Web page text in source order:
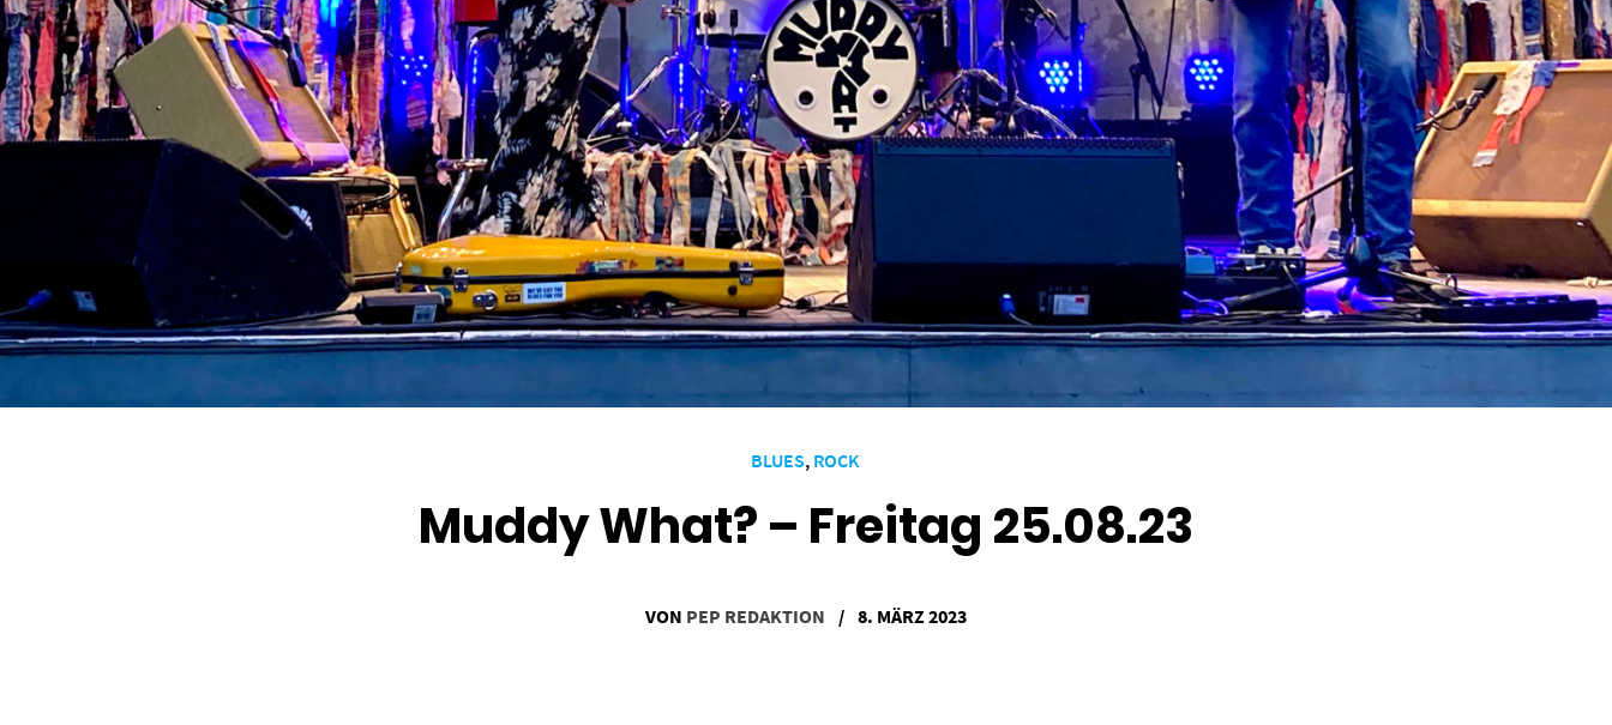
BLUES, ROCK
Muddy What? – Freitag 25.08.23
VON PEP REDAKTION / 8. MÄRZ 2023